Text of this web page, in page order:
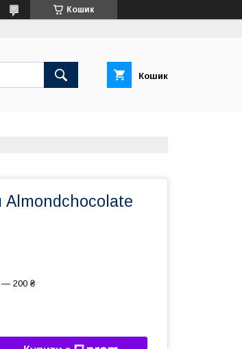
Кошик
Кошик
Almondchocolate
— 200 ₴